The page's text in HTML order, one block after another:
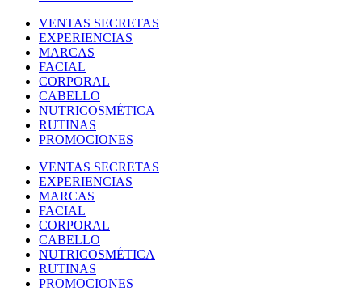
VENTAS SECRETAS
EXPERIENCIAS
MARCAS
FACIAL
CORPORAL
CABELLO
NUTRICOSMÉTICA
RUTINAS
PROMOCIONES
VENTAS SECRETAS
EXPERIENCIAS
MARCAS
FACIAL
CORPORAL
CABELLO
NUTRICOSMÉTICA
RUTINAS
PROMOCIONES